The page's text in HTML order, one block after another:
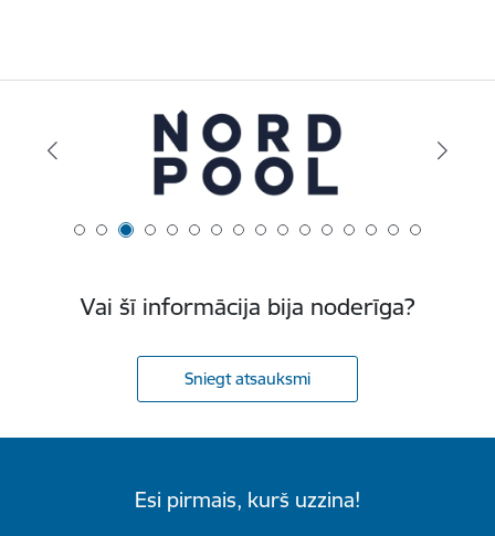
Vai šī informācija bija noderīga?
Sniegt atsauksmi
Esi pirmais, kurš uzzina!